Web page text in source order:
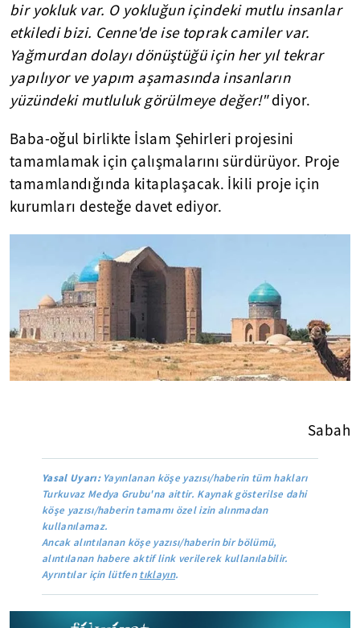
bir yokluk var. O yokluğun içindeki mutlu insanlar
etkiledi bizi. Cenne'de ise toprak camiler var.
Yağmurdan dolayı dönüştüğü için her yıl tekrar
yapılıyor ve yapım aşamasında insanların
yüzündeki mutluluk görülmeye değer!"diyor.
Baba-oğul birlikte İslam Şehirleri projesini
tamamlamak için çalışmalarını sürdürüyor. Proje
tamamlandığında kitaplaşacak. İkili proje için
kurumları desteğe davet ediyor.
Sabah
Yasal Uyarı:Yayınlanan köşe yazısı/haberin tüm hakları
Turkuvaz Medya Grubu'na aittir. Kaynak gösterilse dahi
köşe yazısı/haberin tamamı özel izin alınmadan
kullanılamaz.
Ancak alıntılanan köşe yazısı/haberin bir bölümü,
alıntılanan habere aktif link verilerek kullanılabilir.
Ayrıntılar için lütfentıklayın.